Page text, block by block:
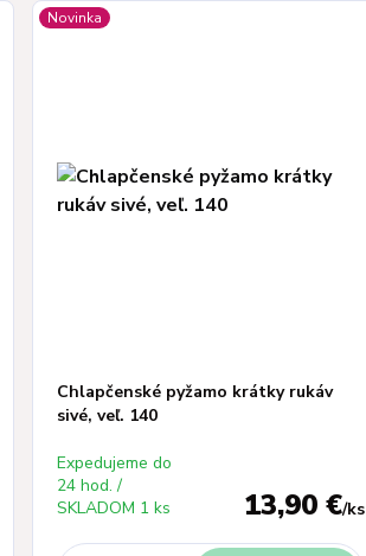
Novinka
Chlapčenské pyžamo krátky rukáv
sivé, veľ. 140
13,90 €/ks
Expedujeme do
24 hod. /
SKLADOM 1 ks